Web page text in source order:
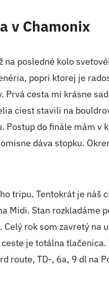
v Chamonix
posledné kolo
popri ktorej je
cesta mi krásne
ciest stavili na
do finále mám v
dáva stopku.
tripu. Tentokrát je
Midi. Stan rozkladáme
rok som zavretý na
je totálna
TD-, 6a, 9 dl na